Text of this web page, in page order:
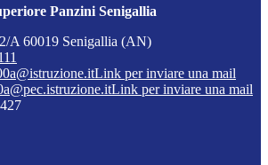
Panzini Senigallia
A 60019 Senigallia (AN)
Link per inviare una mail
Link per inviare una mail